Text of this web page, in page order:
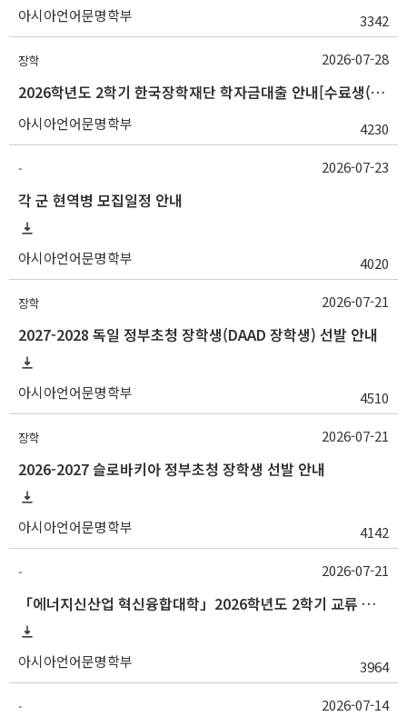
아시아언어문명학부 3342
장학
2026학년도 2학기 한국장학재단 학자금대출 안내[수료생(연구생)]
아시아언어문명학부 4230
2026-07-28
-
각 군 현역병 모집일정 안내
아시아언어문명학부 4020
2026-07-23
장학
2027-2028 독일 정부초청 장학생(DAAD 장학생) 선발 안내
아시아언어문명학부 4510
2026-07-21
장학
2026-2027 슬로바키아 정부초청 장학생 선발 안내
아시아언어문명학부 4142
2026-07-21
-
「에너지신산업 혁신융합대학」2026학년도 2학기 교류 수학 안내 (한양대)
아시아언어문명학부 3964
2026-07-21
- 2026-07-14